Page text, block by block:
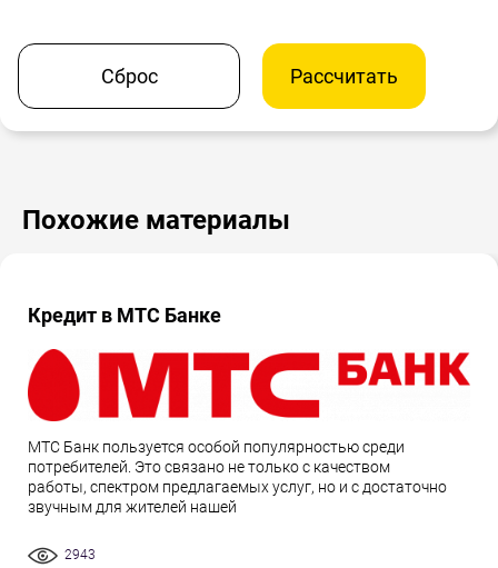
Сброс Рассчитать
Похожие материалы
Кредит в МТС Банке
МТС Банк пользуется особой популярностью среди
потребителей. Это связано не только с качеством
работы, спектром предлагаемых услуг, но и с достаточно
звучным для жителей нашей
2943